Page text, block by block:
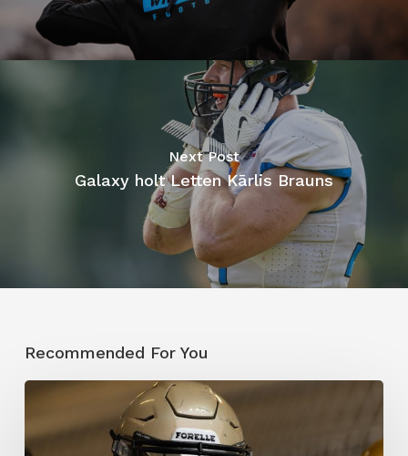
Next Post
Galaxy holt Letten Kārlis Brauns
Recommended For You
Berlin
kämpft